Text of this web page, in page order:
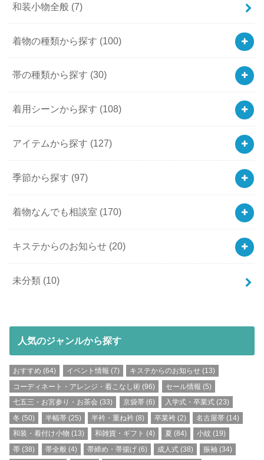
和装小物全般 (7)
着物の種類から探す (100)
帯の種類から探す (30)
着用シーンから探す (108)
アイテムから探す (127)
季節から探す (97)
着物なんでも相談室 (170)
キステからのお知らせ (20)
未分類 (10)
人気のジャンルから探す
おすすめ (64) イベント情報 (7) キステからのお知らせ(13)
コーディネート・アレンジ・着こなし術 (96) セール情報 (5)
七五三・お宮参り・お茶会 (33) 京袋帯(6) 入学式・卒業式(23)
冬 (50) 半幅帯(25) 半衿・重ね衿 (8) 卒業袴 (2) 名古屋帯 (14)
和装・着付け小物 (13) 和雑貨・ギフト (4) 夏 (84) 小紋 (19)
帯 (38) 帯全般(4) 帯締め・帯揚げ(6) 成人式 (38) 振袖 (34)